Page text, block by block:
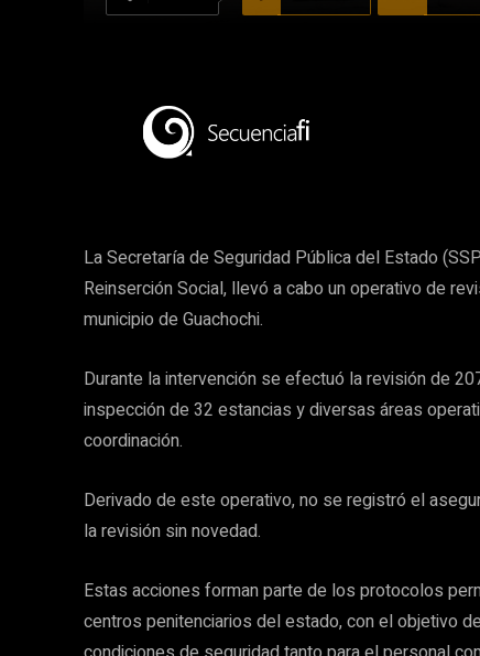
La Secretaría de Seguridad Pública del Estado
Reinserción Social, llevó a cabo un operativo de
municipio de Guachochi.
Durante la intervención se efectuó la revisión de
inspección de 32 estancias y diversas áreas
coordinación.
Derivado de este operativo, no se registró el
la revisión sin novedad.
Estas acciones forman parte de los protocolos
centros penitenciarios del estado, con el objetivo